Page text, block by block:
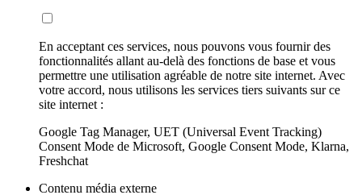
En acceptant ces services, nous pouvons vous fournir des
fonctionnalités allant au-delà des fonctions de base et vous
permettre une utilisation agréable de notre site internet. Avec
votre accord, nous utilisons les services tiers suivants sur ce
site internet :
Google Tag Manager, UET (Universal Event Tracking)
Consent Mode de Microsoft, Google Consent Mode, Klarna,
Freshchat
Contenu média externe